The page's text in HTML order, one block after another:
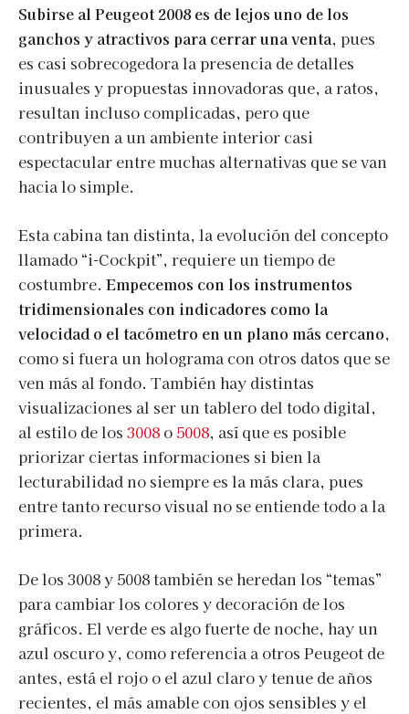
Subirse al Peugeot 2008 es de lejos uno de los
ganchos y atractivos para cerrar una venta, pues
es casi sobrecogedora la presencia de detalles
inusuales y propuestas innovadoras que, a ratos,
resultan incluso complicadas, pero que
contribuyen a un ambiente interior casi
espectacular entre muchas alternativas que se van
hacia lo simple.
Esta cabina tan distinta, la evolución del concepto
llamado “i-Cockpit”, requiere un tiempo de
costumbre. Empecemos con los instrumentos
tridimensionales con indicadores como la
velocidad o el tacómetro en un plano más cercano,
como si fuera un holograma con otros datos que se
ven más al fondo. También hay distintas
visualizaciones al ser un tablero del todo digital,
al estilo de los 3008 o 5008, así que es posible
priorizar ciertas informaciones si bien la
lecturabilidad no siempre es la más clara, pues
entre tanto recurso visual no se entiende todo a la
primera.
De los 3008 y 5008 también se heredan los “temas”
para cambiar los colores y decoración de los
gráficos. El verde es algo fuerte de noche, hay un
azul oscuro y, como referencia a otros Peugeot de
antes, está el rojo o el azul claro y tenue de años
recientes, el más amable con ojos sensibles y el